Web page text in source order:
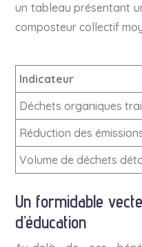
un tableau présentant
composteur collectif
Indicateur
Déchets organiques
Réduction des
Volume de déchets
Un formidable
d’éducation